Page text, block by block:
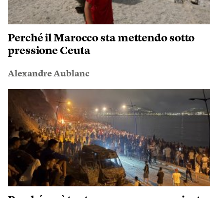
Perché il Marocco sta mettendo sotto
pressione Ceuta
Alexandre Aublanc